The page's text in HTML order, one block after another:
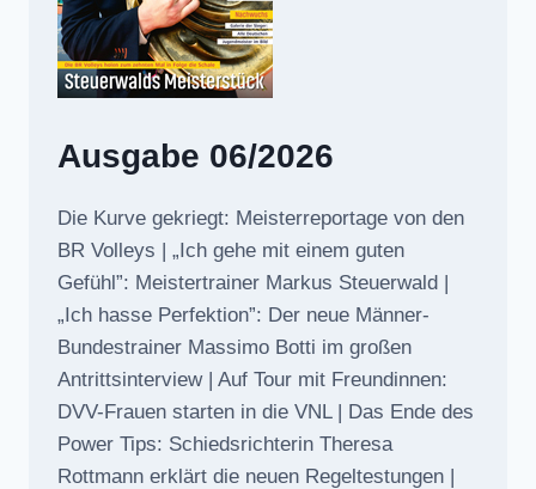
Ausgabe 06/2026
Die Kurve gekriegt: Meisterreportage von den
BR Volleys | „Ich gehe mit einem guten
Gefühl”: Meistertrainer Markus Steuerwald |
„Ich hasse Perfektion”: Der neue Männer-
Bundestrainer Massimo Botti im großen
Antrittsinterview | Auf Tour mit Freundinnen:
DVV-Frauen starten in die VNL | Das Ende des
Power Tips: Schiedsrichterin Theresa
Rottmann erklärt die neuen Regeltestungen |